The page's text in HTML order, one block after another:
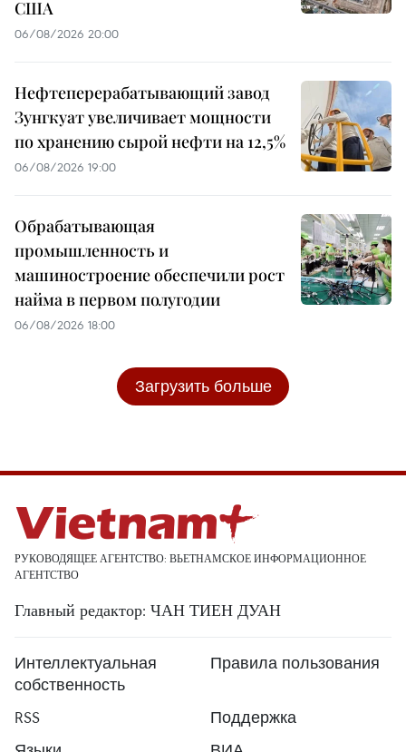
США
06/08/2026 20:00
Нефтеперерабатывающий завод
Зунгкуат увеличивает мощности
по хранению сырой нефти на 12,5%
06/08/2026 19:00
Обрабатывающая
промышленность и
машиностроение обеспечили рост
найма в первом полугодии
06/08/2026 18:00
Загрузить больше
РУКОВОДЯЩЕЕ АГЕНТСТВО: ВЬЕТНАМСКОЕ ИНФОРМАЦИОННОЕ
АГЕНТСТВО
Главный редактор: ЧАН ТИЕН ДУАН
Интеллектуальная
собственность
Правила пользования
RSS
Поддержка